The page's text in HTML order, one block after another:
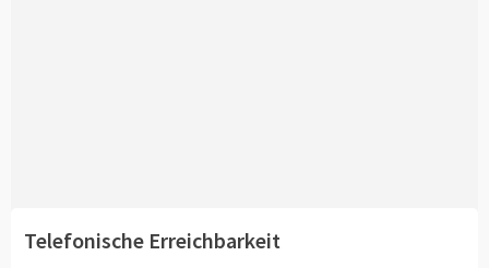
Telefonische Erreichbarkeit